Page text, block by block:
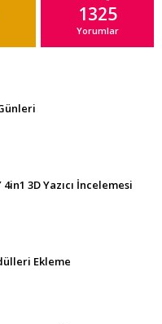
1325
Yorumlar
3D Yazıcı İncelemesi
Ekleme